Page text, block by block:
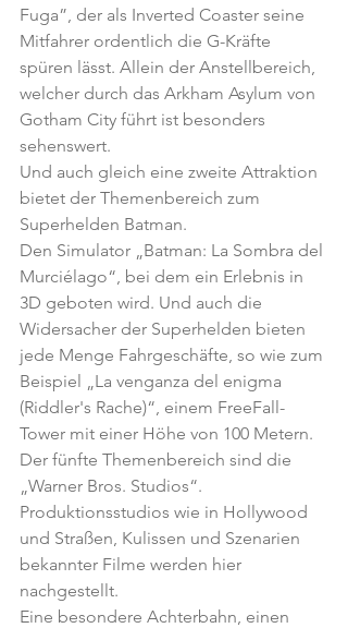
Fuga”, der als Inverted Coaster seine
Mitfahrer ordentlich die G-Kräfte
spüren lässt. Allein der Anstellbereich,
welcher durch das Arkham Asylum von
Gotham City führt ist besonders
sehenswert.
Und auch gleich eine zweite Attraktion
bietet der Themenbereich zum
Superhelden Batman.
Den Simulator „Batman: La Sombra del
Murciélago“, bei dem ein Erlebnis in
3D geboten wird. Und auch die
Widersacher der Superhelden bieten
jede Menge Fahrgeschäfte, so wie zum
Beispiel „La venganza del enigma
(Riddler's Rache)“, einem FreeFall-
Tower mit einer Höhe von 100 Metern.
Der fünfte Themenbereich sind die
„Warner Bros. Studios“.
Produktionsstudios wie in Hollywood
und Straßen, Kulissen und Szenarien
bekannter Filme werden hier
nachgestellt.
Eine besondere Achterbahn, einen